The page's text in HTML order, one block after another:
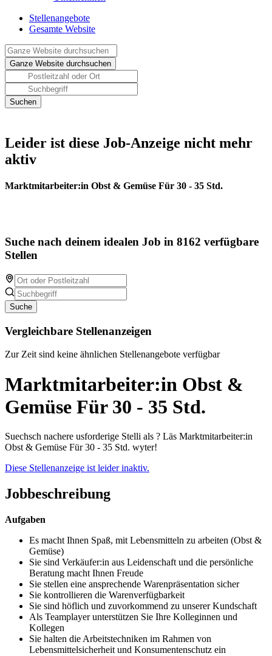
Stellenangebote
Gesamte Website
Leider ist diese Job-Anzeige nicht mehr
aktiv
Marktmitarbeiter:in Obst & Gemüse Für 30 - 35 Std.
Suche nach deinem idealen Job in 8162 verfügbare
Stellen
Suche
Vergleichbare Stellenanzeigen
Zur Zeit sind keine ähnlichen Stellenangebote verfügbar
Marktmitarbeiter:in Obst &
Gemüse Für 30 - 35 Std.
Suechsch nachere usforderige Stelli als ? Läs Marktmitarbeiter:in
Obst & Gemüse Für 30 - 35 Std. wyter!
Diese Stellenanzeige ist leider inaktiv.
Jobbeschreibung
Aufgaben
Es macht Ihnen Spaß, mit Lebensmitteln zu arbeiten (Obst &
Gemüse)
Sie sind Verkäufer:in aus Leidenschaft und die persönliche
Beratung macht Ihnen Freude
Sie stellen eine ansprechende Warenpräsentation sicher
Sie kontrollieren die Warenverfügbarkeit
Sie sind höflich und zuvorkommend zu unserer Kundschaft
Als Teamplayer unterstützen Sie Ihre Kolleginnen und
Kollegen
Sie halten die Arbeitstechniken im Rahmen von
Lebensmittelsicherheit und Konsumentenschutz ein